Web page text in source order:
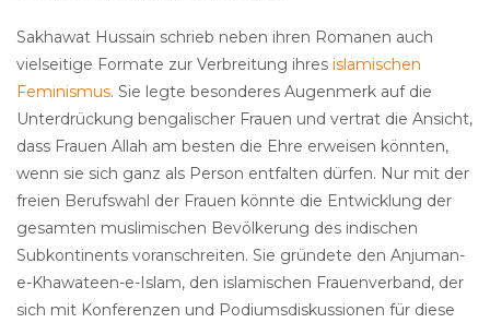
Sakhawat Hussain schrieb neben ihren Romanen auch
vielseitige Formate zur Verbreitung ihres islamischen
Feminismus. Sie legte besonderes Augenmerk auf die
Unterdrückung bengalischer Frauen und vertrat die Ansicht,
dass Frauen Allah am besten die Ehre erweisen könnten,
wenn sie sich ganz als Person entfalten dürfen. Nur mit der
freien Berufswahl der Frauen könnte die Entwicklung der
gesamten muslimischen Bevölkerung des indischen
Subkontinents voranschreiten. Sie gründete den Anjuman-
e-Khawateen-e-Islam, den islamischen Frauenverband, der
sich mit Konferenzen und Podiumsdiskussionen für diese